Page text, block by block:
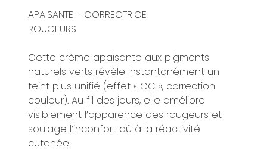
APAISANTE - CORRECTRICE
ROUGEURS
Cette crème apaisante aux pigments
naturels verts révèle instantanément un
teint plus unifié (effet « CC », correction
couleur). Au fil des jours, elle améliore
visiblement l’apparence des rougeurs et
soulage l’inconfort dû à la réactivité
cutanée.